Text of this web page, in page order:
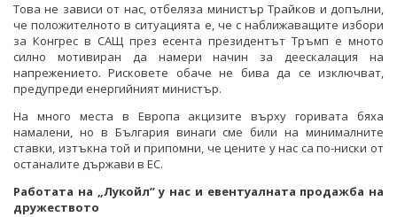
Това не зависи от нас, отбеляза министър Трайков и допълни,
че положителното в ситуацията е, че с наближаващите избори
за Конгрес в САЩ през есента президентът Тръмп е мното
силно мотивиран да намери начин за деескалация на
напрежението. Рисковете обаче не бива да се изключват,
предупреди енергийният министър.
На много места в Европа акцизите върху горивата бяха
намалени, но в България винаги сме били на минималните
ставки, изтъкна той и припомни, че цените у нас са по-ниски от
останалите държави в ЕС.
Работата на „Лукойл” у нас и евентуалната продажба на
дружеството